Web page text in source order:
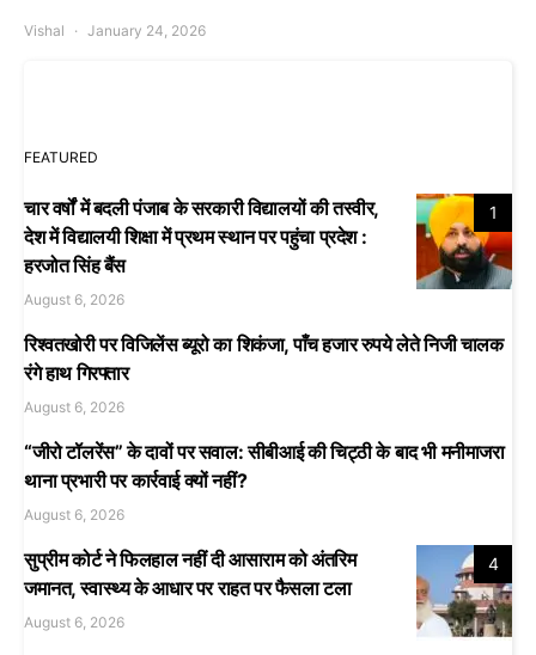
Vishal January 24, 2026
FEATURED
1
चार वर्षों में बदली पंजाब के सरकारी विद्यालयों की तस्वीर,
देश में विद्यालयी शिक्षा में प्रथम स्थान पर पहुंचा प्रदेश :
हरजोत सिंह बैंस
August 6, 2026
रिश्वतखोरी पर विजिलेंस ब्यूरो का शिकंजा, पाँच हजार रुपये लेते निजी चालक
रंगे हाथ गिरफ्तार
August 6, 2026
“जीरो टॉलरेंस” के दावों पर सवाल: सीबीआई की चिट्ठी के बाद भी मनीमाजरा
थाना प्रभारी पर कार्रवाई क्यों नहीं?
August 6, 2026
4
सुप्रीम कोर्ट ने फिलहाल नहीं दी आसाराम को अंतरिम
जमानत, स्वास्थ्य के आधार पर राहत पर फैसला टला
August 6, 2026